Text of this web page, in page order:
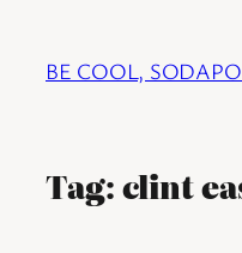
BE COOL,
Tag:clint